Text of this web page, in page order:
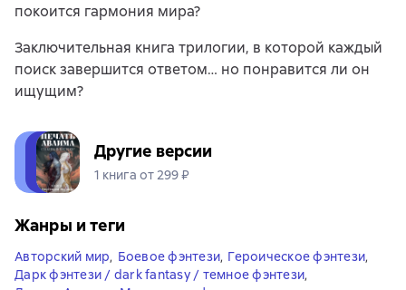
покоится гармония мира?
Заключительная книга трилогии, в которой каждый
поиск завершится ответом… но понравится ли он
ищущим?
Другие версии
1 книга от 299 ₽
Жанры и теги
Авторский мир, Боевое фэнтези, Героическое фэнтези,
Дарк фэнтези / dark fantasy / темное фэнтези,